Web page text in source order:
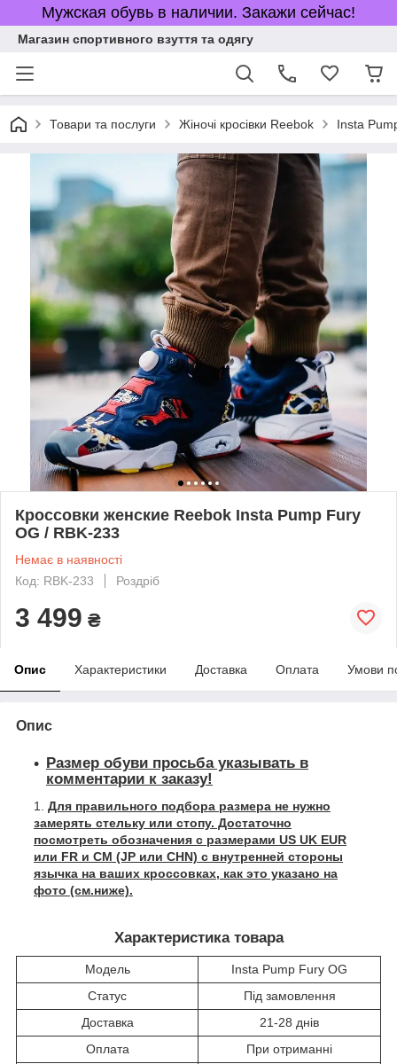
Мужская обувь в наличии. Закажи сейчас!
Магазин спортивного взуття та одягу
Товари та послуги Жіночі кросівки Reebok Insta
Кроссовки женские Reebok Insta Pump Fury
OG / RBK-233
Немає в наявності
Код: RBK-233
Роздріб
3 499 ₴
Опис Характеристики Доставка Оплата Умови
Опис
Размер обуви просьба указывать в
комментарии к заказу!
Для правильного подбора размера не нужно
замерять стельку или стопу. Достаточно
посмотреть обозначения с размерами US UK EUR
или FR и СМ (JP или CHN) с внутренней стороны
язычка на ваших кроссовках, как это указано на
фото (см.ниже).
Характеристика товара
Модель
Insta Pump Fury OG
Статус
Під замовлення
Доставка
21-28 днів
Оплата
При отриманні